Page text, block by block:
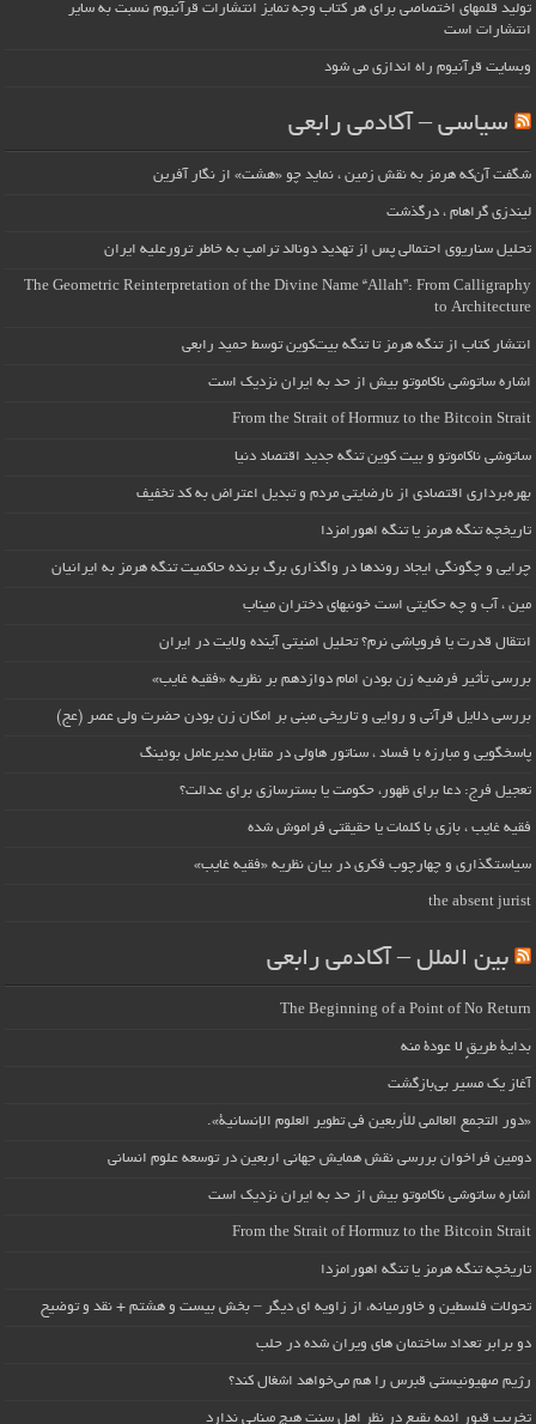
تولید قلمهای اختصاصی برای هر کتاب وجه تمایز انتشارات قرآنیوم نسبت به سایر
انتشارات است
وبسایت قرآنیوم راه اندازی می شود
سیاسی – آکادمی رابعی
شگفت آن‌که هرمز به نقش زمین ، نماید چو «هشت» از نگار آفرین
لیندزی گراهام ، درگذشت
تحلیل سناریوی احتمالی پس از تهدید دونالد ترامپ به خاطر ترورعلیه ایران
The Geometric Reinterpretation of the Divine Name “Allah”: From Calligraphy
to Architecture
انتشار کتاب از تنگه هرمز تا تنگه بیت‌کوین توسط حمید رابعی
اشاره ساتوشی ناکاموتو بیش از حد به ایران نزدیک است
From the Strait of Hormuz to the Bitcoin Strait
ساتوشی ناکاموتو و بیت کوین تنگه جدید اقتصاد دنیا
بهره‌برداری اقتصادی از نارضایتی مردم و تبدیل اعتراض به کد تخفیف
تاریخچه تنگه هرمز یا تنگه اهورامزدا
چرایی و چگونگی ایجاد روندها در واگذاری برگ برنده حاکمیت تنگه هرمز به ایرانیان
مین ، آب و چه حکایتی است خونبهای دختران میناب
انتقال قدرت یا فروپاشی نرم؟ تحلیل امنیتی آینده ولایت در ایران
بررسی تأثیر فرضیه زن بودن امام دوازدهم بر نظریه «فقیه غایب»
بررسی دلایل قرآنی و روایی و تاریخی مبنی بر امکان زن بودن حضرت ولی عصر (عج)
پاسخگویی و مبارزه با فساد ، سناتور هاولی در مقابل مدیرعامل بوئینگ
تعجیل فرج: دعا برای ظهور، حکومت یا بسترسازی برای عدالت؟
فقیه غایب ، بازی با کلمات یا حقیقتی فراموش شده
سیاستگذاری و چهارچوب فکری در بیان نظریه «فقیه غایب»
the absent jurist
بین الملل – آکادمی رابعی
The Beginning of a Point of No Return
بداية طريقٍ لا عودة منه
آغاز یک مسیر بی‌بازگشت
«دور التجمع العالمي للأربعين في تطوير العلوم الإنسانية».
دومین فراخوان بررسی نقش همایش جهانی اربعین در توسعه علوم انسانی
اشاره ساتوشی ناکاموتو بیش از حد به ایران نزدیک است
From the Strait of Hormuz to the Bitcoin Strait
تاریخچه تنگه هرمز یا تنگه اهورامزدا
تحولات فلسطین و خاورمیانه، از زاویه ای دیگر – بخش بیست و هشتم + نقد و توضیح
دو برابر تعداد ساختمان های ویران شده در حلب
رژیم صهیونیستی قبرس را هم می‌خواهد اشغال کند؟
تخریب قبور ائمه بقیع در نظر اهل سنت هیچ مبنایی ندارد